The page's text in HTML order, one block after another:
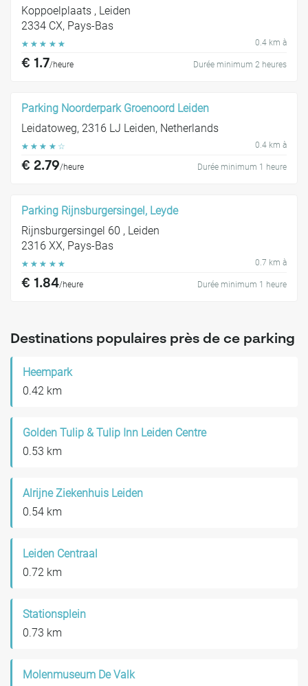
Koppoelplaats , Leiden
2334 CX, Pays-Bas
☆ ☆ ☆ ☆ ☆ 0.4 km à
€ 1.7/heure Durée minimum 2 heures
Parking Noorderpark Groenoord Leiden
Leidatoweg, 2316 LJ Leiden, Netherlands
☆ ☆ ☆ ☆ ☆ 0.4 km à
€ 2.79/heure Durée minimum 1 heure
Parking Rijnsburgersingel, Leyde
Rijnsburgersingel 60 , Leiden
2316 XX, Pays-Bas
☆ ☆ ☆ ☆ ☆ 0.7 km à
€ 1.84/heure Durée minimum 1 heure
Destinations populaires près de ce parking
Heempark
0.42 km
Golden Tulip & Tulip Inn Leiden Centre
0.53 km
Alrijne Ziekenhuis Leiden
0.54 km
Leiden Centraal
0.72 km
Stationsplein
0.73 km
Molenmuseum De Valk